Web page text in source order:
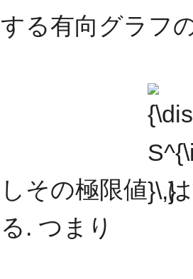
する有向グラフ
しその極限値
る. つまり